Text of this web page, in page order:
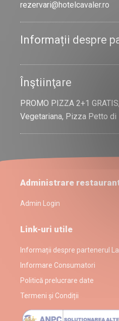
rezervari@hotelcavaler.ro
Informații despre
Înştiinţare
PROMO PIZZA 2+1
Vegetariana, Pizza Petto di
Administrare
Admin Login
Link-uri utile
Informații despre partenerul
Informare Consumatori
Politică prelucrare date
Termeni și Condiții